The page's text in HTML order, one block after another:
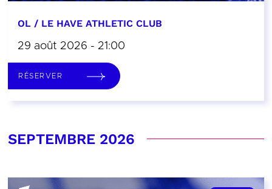
OL / LE HAVE ATHLETIC CLUB
29 août 2026 - 21:00
RÉSERVER
SEPTEMBRE 2026